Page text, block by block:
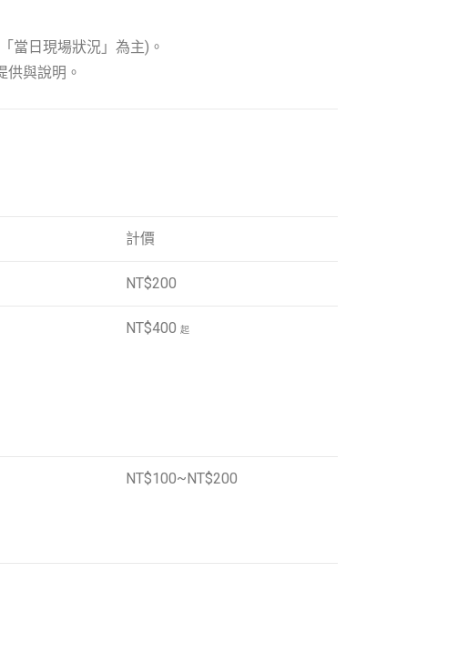
當日現場狀況」為主)。
與說明。
計價
NT$200
NT$400 起
NT$100~NT$200